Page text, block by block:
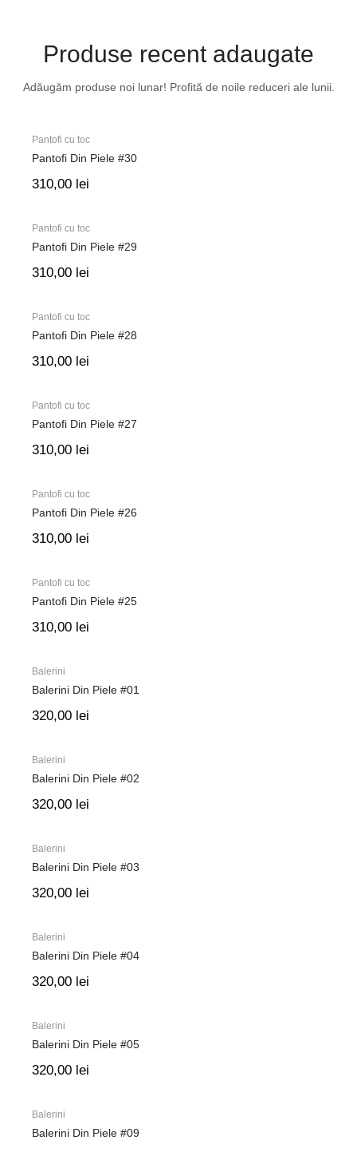
Produse recent adaugate
Adăugăm produse noi lunar! Profită de noile reduceri ale lunii.
Pantofi cu toc
Pantofi Din Piele #30
310,00 lei
Pantofi cu toc
Pantofi Din Piele #29
310,00 lei
Pantofi cu toc
Pantofi Din Piele #28
310,00 lei
Pantofi cu toc
Pantofi Din Piele #27
310,00 lei
Pantofi cu toc
Pantofi Din Piele #26
310,00 lei
Pantofi cu toc
Pantofi Din Piele #25
310,00 lei
Balerini
Balerini Din Piele #01
320,00 lei
Balerini
Balerini Din Piele #02
320,00 lei
Balerini
Balerini Din Piele #03
320,00 lei
Balerini
Balerini Din Piele #04
320,00 lei
Balerini
Balerini Din Piele #05
320,00 lei
Balerini
Balerini Din Piele #09